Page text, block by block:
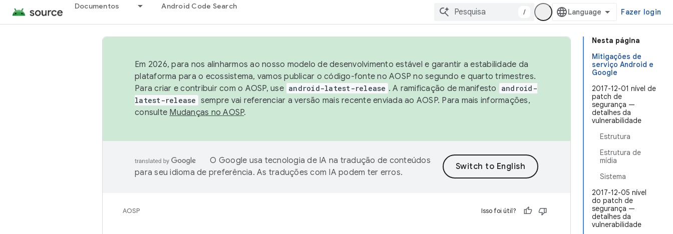
Documentos Android Code Search
/ Fazer login
Nesta página
Mitigações de
serviço Android e
Google
2017-12-01 nível de
patch de
segurança —
detalhes da
vulnerabilidade
Estrutura
Estrutura de
mídia
Sistema
2017-12-05 nível
do patch de
segurança —
detalhes da
vulnerabilidade
Em 2026, para nos alinharmos ao nosso modelo de desenvolvimento estável e garantir a estabilidade da
plataforma para o ecossistema, vamos publicar o código-fonte no AOSP no segundo e quarto trimestres.
Para criar e contribuir com o AOSP, use android-latest-release . A ramificação de manifesto
android-
latest-release sempre vai referenciar a versão mais recente enviada ao AOSP. Para mais informações,
consulte Mudanças no AOSP.
O Google usa tecnologia de IA na tradução de conteúdos
para seu idioma de preferência. As traduções com IA podem ter erros.
AOSP Isso foi útil?